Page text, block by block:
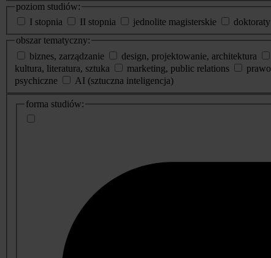
poziom studiów:
I stopnia
II stopnia jednolite magisterskie doktoraty
obszar tematyczny:
biznes, zarządzanie
design, projektowanie, architektura
kultura, literatura, sztuka
marketing, public relations prawo
psychiczne
AI (sztuczna inteligencja)
dodatkowe
informacje
forma studiów: